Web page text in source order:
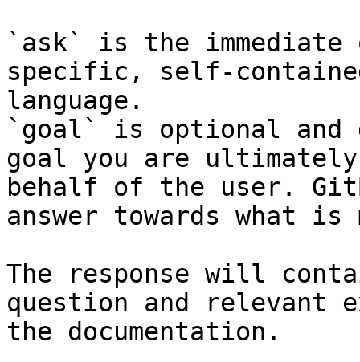
`ask` is the
specific, self-
language.
`goal` is optional and
goal you are
behalf of the user.
answer towards what
The response will
question and relevant
the documentation.